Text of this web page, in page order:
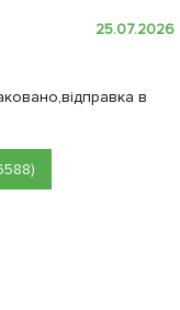
25.07.2026
в